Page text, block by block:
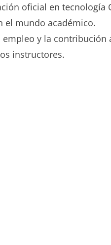
oficial en tecnología
el mundo académico.
y la contribución
instructores.